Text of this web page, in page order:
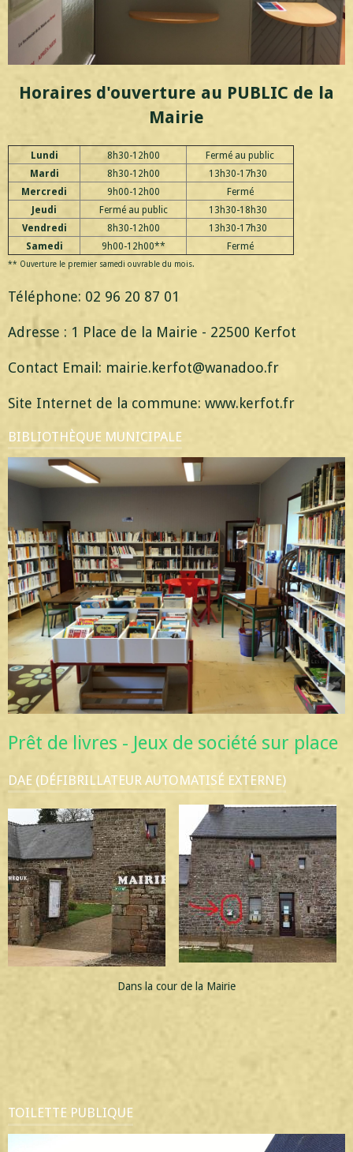
Horaires d'ouverture au PUBLIC de la
Mairie
Lundi 8h30-12h00
Fermé au public
Mardi
8h30-12h00
13h30-17h30
Mercredi
9h00-12h00
Fermé
Jeudi
Fermé au public
13h30-18h30
Vendredi
8h30-12h00
13h30-17h30
Samedi
9h00-12h00** Fermé
** Ouverture le premier samedi ouvrable du mois.
Téléphone: 02 96 20 87 01
Adresse : 1 Place de la Mairie - 22500 Kerfot
Contact Email: mairie.kerfot@wanadoo.fr
Site Internet de la commune: www.kerfot.fr
BIBLIOTHÈQUE MUNICIPALE
Prêt de livres - Jeux de société sur place
DAE (DÉFIBRILLATEUR AUTOMATISÉ EXTERNE)
Dans la cour de la Mairie
TOILETTE PUBLIQUE